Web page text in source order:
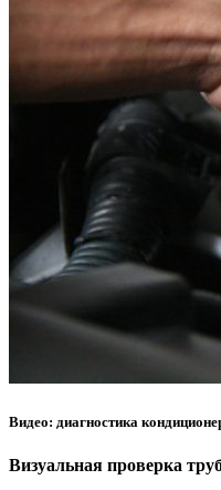
Видео: диагностика
Визуальная проверка